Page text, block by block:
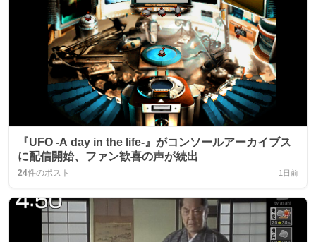
『UFO -A day in the life-』がコンソールアーカイブス
に配信開始、ファン歓喜の声が続出
24件のポスト 1日前